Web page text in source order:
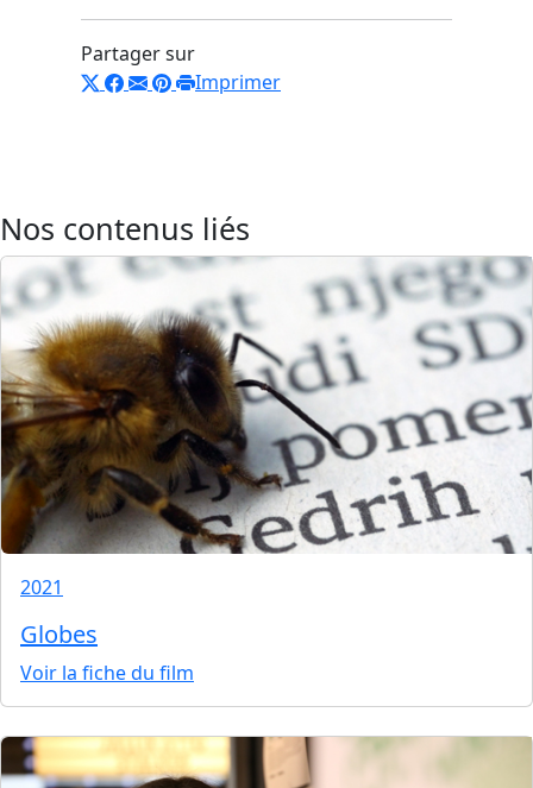
Partager sur
Imprimer
Nos contenus liés
2021
Globes
Voir la fiche du film